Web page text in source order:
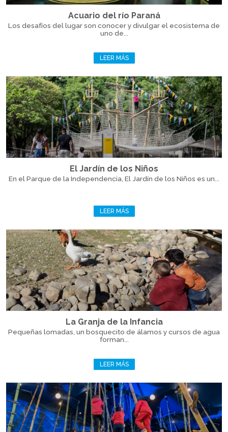
Acuario del río Paraná
Los desafíos del lugar son conocer y divulgar el ecosistema de
uno de...
LEER MÁS
El Jardín de los Niños
En el Parque de la Independencia, El Jardín de los Niños es un...
LEER MÁS
La Granja de la Infancia
Pequeñas lomadas, un bosquecito de álamos y cursos de agua
forman...
LEER MÁS